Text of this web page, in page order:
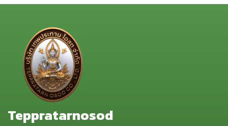
Teppratarnosod